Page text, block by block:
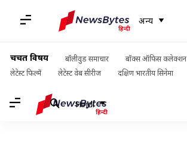
अन्य
चर्चित विषय बॉलीवुड समाचार बॉक्स ऑफिस कलेक्शन
लेटेस्ट फिल्में
लेटेस्ट वेब सीरीज दक्षिण भारतीय सिनेमा
Hindi